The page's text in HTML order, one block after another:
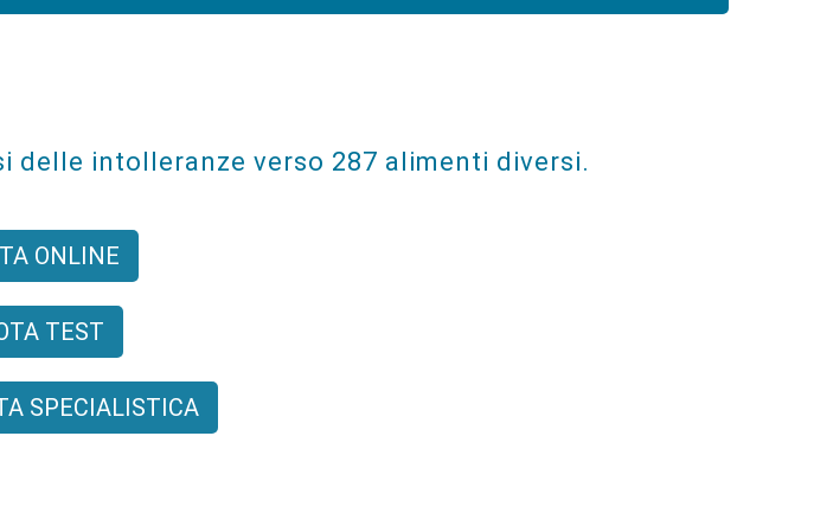
intolleranze verso 287 alimenti diversi.
ONLINE
TEST
SPECIALISTICA